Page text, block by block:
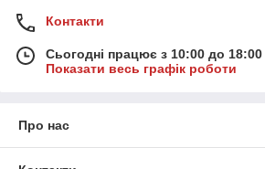
Контакти
Сьогодні працює з 10:00 до 18:00
Показати весь графік роботи
Про нас